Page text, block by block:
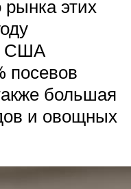
рынка этих
США
посевов
большая
и овощных